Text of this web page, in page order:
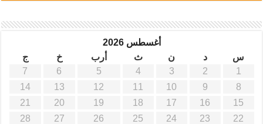
أغسطس 2026
س
د ن ث أرب خ
ج
1
2
3
4
5
6
7
8
9
10
11
12
13
14
15
16
17
18
19
20
21
22
23
24
25
26
27
28